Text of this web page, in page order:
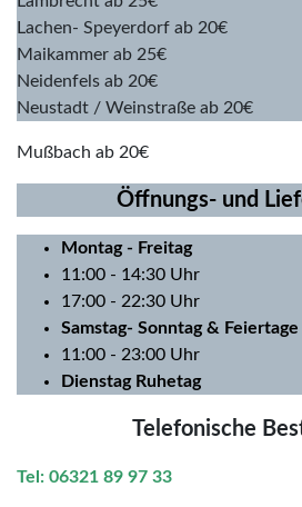
Lachen- Speyerdorf ab 20€
Maikammer ab 25€
Neidenfels ab 20€
Neustadt / Weinstraße ab 20€
Mußbach ab 20€
Öffnungs- und
Montag - Freitag
11:00 - 14:30 Uhr
17:00 - 22:30 Uhr
Samstag- Sonntag & Feiertage
11:00 - 23:00 Uhr
Dienstag Ruhetag
Telefonische
Tel: 06321 89 97 33